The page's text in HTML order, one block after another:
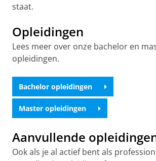
Verificatie
Studielink
Verificatie persoonsgegevens via
houdt in dat je identiteit al
bij het aanmaken van een
Nederlands woonadres?
Heb je een Nederlands
je een account aanmaken door in
persoonsgegevens automatisch
Geen DigiD?
staat.
Opleidingen
Lees meer over onze bachelor en
opleidingen.
Bachelor opleidingen
Master opleidingen
Aanvullende
Ook als je al actief bent als